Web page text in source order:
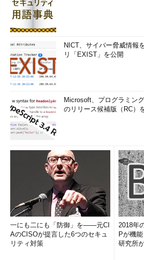
セスがエラーによ
タベースが異常終
472
Instance
処を行った上で
Enterprise Manager上
能
NICT、サイバー脅威情報
リ「EXIST」を公開
Microsoft、プログラミン
のリリース候補版（RC）
一にも二にも「防御」を――元CI
AのCISOが提言した6つのセキュ
リティ対策
2018年
Pが機
研究所